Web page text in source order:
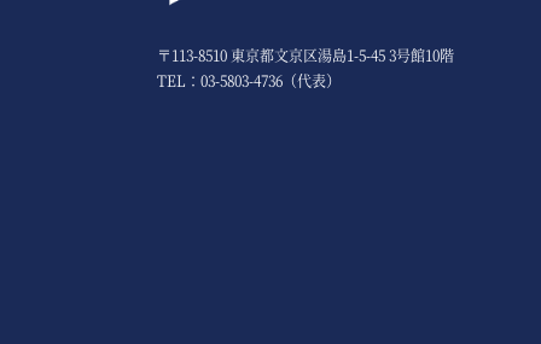
〒113-8510 東京都文京区湯島1-5-45 3号館10階
TEL：03-5803-4736（代表）